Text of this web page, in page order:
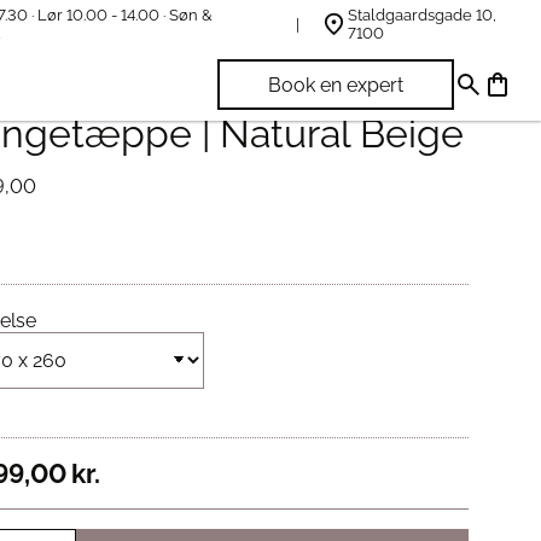
· Lør 10.00 - 14.00 · Søn &
Staldgaardsgade 10,
7100
Book en expert
Linen | Rustic
| Natural Beige
kr.